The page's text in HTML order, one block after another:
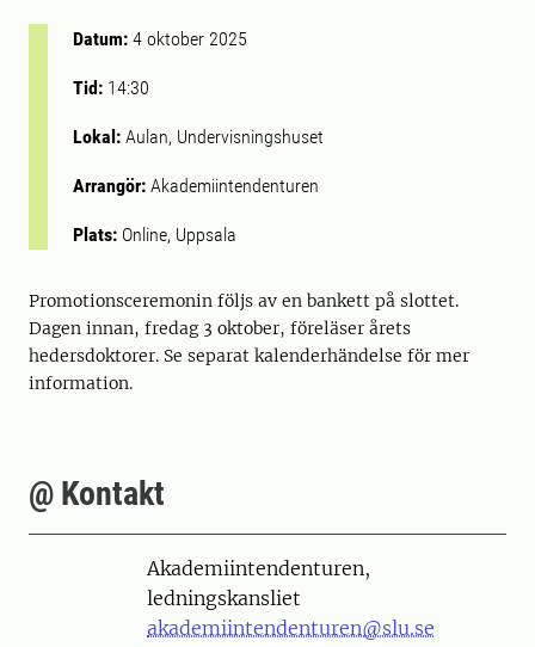
Datum: 4 oktober 2025
Tid: 14:30
Lokal: Aulan, Undervisningshuset
Arrangör: Akademiintendenturen
Plats: Online, Uppsala
Promotionsceremonin följs av en bankett på slottet.
Dagen innan, fredag 3 oktober, föreläser årets
hedersdoktorer. Se separat kalenderhändelse för mer
information.
@ Kontakt
Akademiintendenturen,
ledningskansliet
akademiintendenturen@slu.se